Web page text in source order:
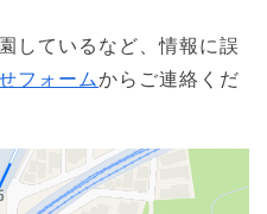
しているなど、情報に誤
フォームからご連絡くだ